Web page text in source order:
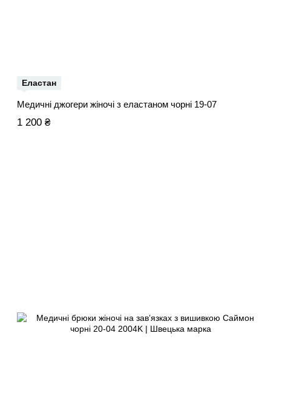
Еластан
Медичні джогери жіночі з еластаном чорні 19-07
1 200 ₴